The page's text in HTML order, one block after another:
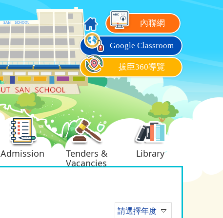
內聯網
Google Classroom
拔臣360導覽
Admission
Tenders &
Vacancies
Library
請選擇年度